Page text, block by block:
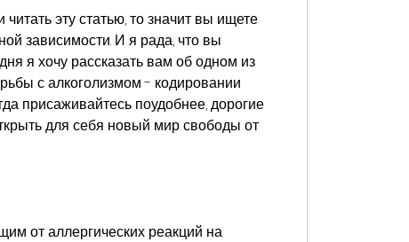
эту статью, то значит вы ищете
зависимости. И я рада, что вы
я хочу рассказать вам об одном из
с алкоголизмом - кодировании
присаживайтесь поудобнее, дорогие
для себя новый мир свободы от